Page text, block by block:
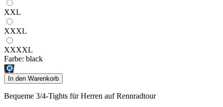
XXL
XXXL
XXXXL
Farbe: black
In den Warenkorb
Bequeme 3/4-Tights für Herren auf Rennradtour